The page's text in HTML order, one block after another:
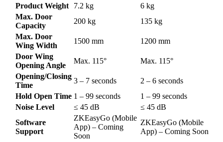
Product Weight 7.2 kg
6 kg
Max. Door
Capacity
200 kg
135 kg
Max. Door
Wing Width
1500 mm
1200 mm
Door Wing
Opening Angle
Max. 115°
Max. 115°
Opening/Closing
Time
3 – 7 seconds
2 – 6 seconds
Hold Open Time 1 – 99 seconds
1 – 99 seconds
Noise Level
≤ 45 dB
≤ 45 dB
Software
Support
ZKEasyGo (Mobile
App) – Coming
Soon
ZKEasyGo (Mobile
App) – Coming Soon